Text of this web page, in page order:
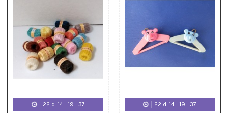
22d. 14: 19: 36 22d. 14: 19: 36